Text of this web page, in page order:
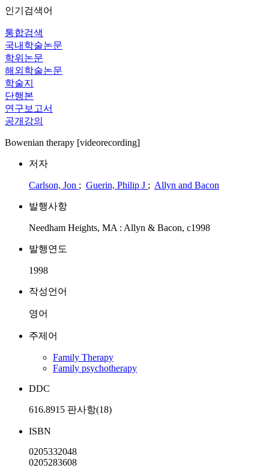
인기검색어
통합검색
국내학술논문
학위논문
해외학술논문
학술지
단행본
연구보고서
공개강의
Bowenian therapy [videorecording]
저자
Carlson, Jon ; Guerin, Philip J ; Allyn and Bacon
발행사항
Needham Heights, MA : Allyn & Bacon, c1998
발행연도
1998
작성언어
영어
주제어
Family Therapy
Family psychotherapy
DDC
616.8915 판사항(18)
ISBN
0205332048
0205283608